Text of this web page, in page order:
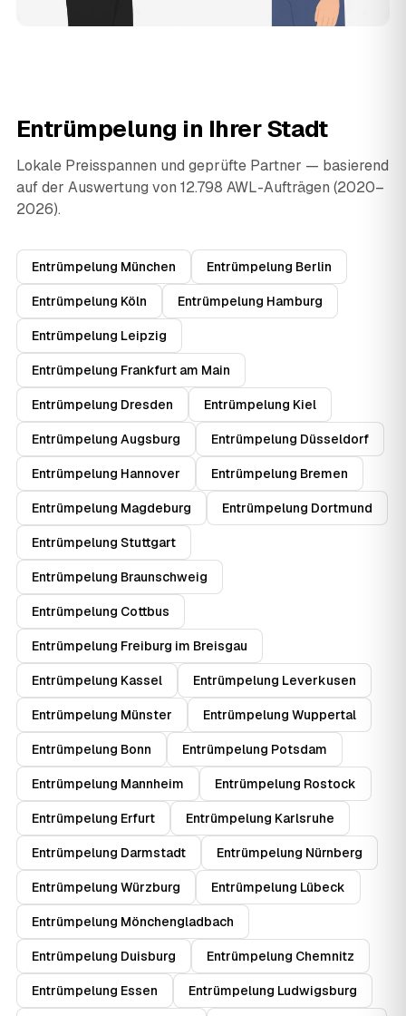
Entrümpelung in Ihrer Stadt
Lokale Preisspannen und geprüfte Partner — basierend
auf der Auswertung von 12.798 AWL-Aufträgen (2020–
2026).
Entrümpelung München Entrümpelung Berlin
Entrümpelung Köln Entrümpelung Hamburg
Entrümpelung Leipzig
Entrümpelung Frankfurt am Main
Entrümpelung Dresden Entrümpelung Kiel
Entrümpelung Augsburg Entrümpelung Düsseldorf
Entrümpelung Hannover Entrümpelung Bremen
Entrümpelung Magdeburg Entrümpelung Dortmund
Entrümpelung Stuttgart
Entrümpelung Braunschweig
Entrümpelung Cottbus
Entrümpelung Freiburg im Breisgau
Entrümpelung Kassel Entrümpelung Leverkusen
Entrümpelung Münster Entrümpelung Wuppertal
Entrümpelung Bonn Entrümpelung Potsdam
Entrümpelung Mannheim Entrümpelung Rostock
Entrümpelung Erfurt Entrümpelung Karlsruhe
Entrümpelung Darmstadt Entrümpelung Nürnberg
Entrümpelung Würzburg Entrümpelung Lübeck
Entrümpelung Mönchengladbach
Entrümpelung Duisburg Entrümpelung Chemnitz
Entrümpelung Essen Entrümpelung Ludwigsburg